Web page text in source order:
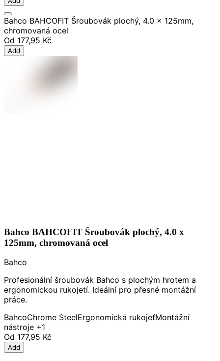
Bahco BAHCOFIT Šroubovák plochý, 4.0 x 125mm,
chromovaná ocel
Od 177,95 Kč
Add
Bahco BAHCOFIT Šroubovák plochý, 4.0 x
125mm, chromovaná ocel
Bahco
Profesionální šroubovák Bahco s plochým hrotem a
ergonomickou rukojetí. Ideální pro přesné montážní
práce.
BahcoChrome SteelErgonomická rukojeťMontážní
nástroje +1
Od 177,95 Kč
Add